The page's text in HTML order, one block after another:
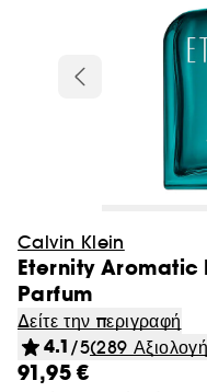
Calvin Klein
Eternity Aromatic
Parfum
Δείτε την περιγραφή
4.1 /5(289
91,95 €